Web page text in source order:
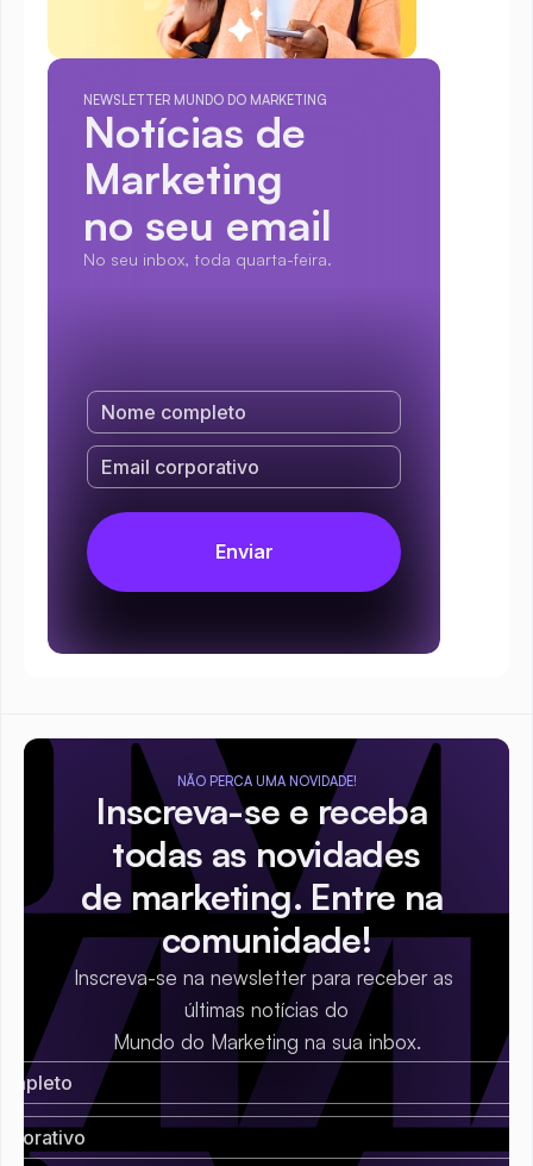
NEWSLETTER MUNDO DO MARKETING
Notícias de
Marketing
no seu email
No seu inbox, toda quarta-feira.
NÃO PERCA UMA NOVIDADE!
Inscreva-se e receba
todas as novidades
de marketing. Entre na
comunidade!
Inscreva-se na newsletter para receber as
últimas notícias do
Mundo do Marketing na sua inbox.